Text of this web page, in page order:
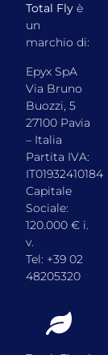
Total Flyè
un
marchio di:
Epyx SpA
Via Bruno
Buozzi, 5
27100 Pavia
– Italia
Partita IVA:
IT01932410184
Capitale
Sociale:
120.000 € i.
v.
Tel: +39 02
48205320